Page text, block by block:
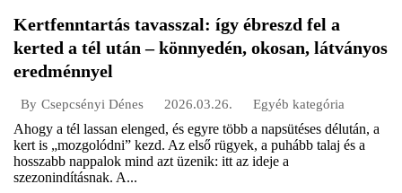
Kertfenntartás tavasszal: így ébreszd fel a
kerted a tél után – könnyedén, okosan, látványos
eredménnyel
By Csepcsényi Dénes 2026.03.26. Egyéb kategória
Ahogy a tél lassan elenged, és egyre több a napsütéses délután, a
kert is „mozgolódni” kezd. Az első rügyek, a puhább talaj és a
hosszabb nappalok mind azt üzenik: itt az ideje a
szezonindításnak. A...